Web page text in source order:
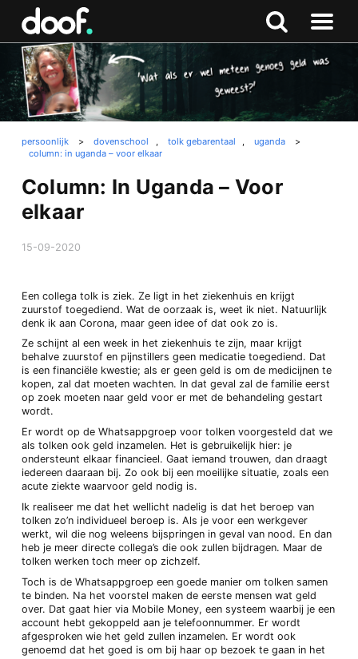
Zoeken
Naar
persoonlijk > dovenschool , tolk gebarentaal , uganda
>
column: in uganda – voor elkaar
Column: In Uganda – Voor
elkaar
15-09-2020
Een collega tolk is ziek. Ze ligt in het ziekenhuis en krijgt
zuurstof toegediend. Wat de oorzaak is, weet ik niet. Natuurlijk
denk ik aan Corona, maar geen idee of dat ook zo is.
Ze schijnt al een week in het ziekenhuis te zijn, maar krijgt
behalve zuurstof en pijnstillers geen medicatie toegediend. Dat
is een financiële kwestie; als er geen geld is om de medicijnen te
kopen, zal dat moeten wachten. In dat geval zal de familie eerst
op zoek moeten naar geld voor er met de behandeling gestart
wordt.
Er wordt op de Whatsappgroep voor tolken voorgesteld dat we
als tolken ook geld inzamelen. Het is gebruikelijk hier: je
ondersteunt elkaar financieel. Gaat iemand trouwen, dan draagt
iedereen daaraan bij. Zo ook bij een moeilijke situatie, zoals een
acute ziekte waarvoor geld nodig is.
Ik realiseer me dat het wellicht nadelig is dat het beroep van
tolken zo’n individueel beroep is. Als je voor een werkgever
werkt, wil die nog weleens bijspringen in geval van nood. En dan
heb je meer directe collega’s die ook zullen bijdragen. Maar de
tolken werken toch meer op zichzelf.
Toch is de Whatsappgroep een goede manier om tolken samen
te binden. Na het voorstel maken de eerste mensen wat geld
over. Dat gaat hier via Mobile Money, een systeem waarbij je een
account hebt gekoppeld aan je telefoonnummer. Er wordt
afgesproken wie het geld zullen inzamelen. Er wordt ook
genoemd dat het goed is om bij haar op bezoek te gaan in het
Doof.nl
Zoeken
boven